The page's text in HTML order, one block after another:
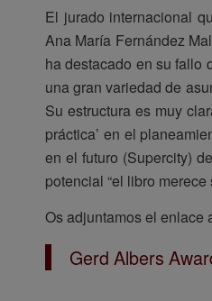
El jurado internacional
Ana María Fernández
ha destacado en su fallo
una gran variedad de
Su estructura es muy
práctica’ en el
en el futuro (Supercity)
potencial “el libro
Os adjuntamos el enlace
Gerd Albers